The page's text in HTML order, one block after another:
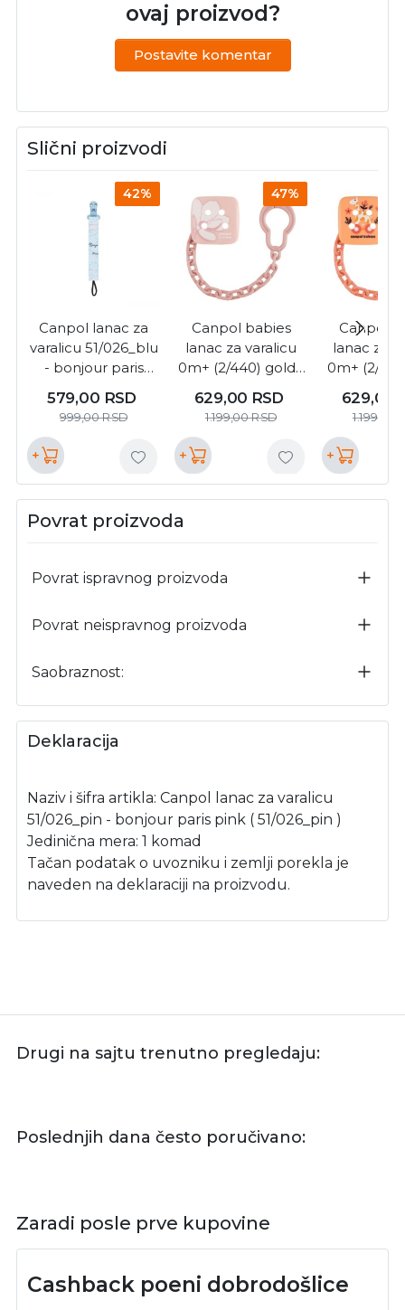
ovaj proizvod?
Postavite komentar
Slični proizvodi
42%
Canpol lanac za
varalicu 51/026_blu
- bonjour paris
579,00 RSD
999,00RSD
+
47%
Canpol babies
lanac za varalicu
0m+ (2/440) gold -
629,00 RSD
1.199,00RSD
+
Canpol
lanac za
0m+ (2/
629,00
1.199,00
+
Povrat proizvoda
Povrat ispravnog proizvoda
Povrat neispravnog proizvoda
Saobraznost:
Deklaracija
Naziv i šifra artikla: Canpol lanac za varalicu
51/026_pin - bonjour paris pink ( 51/026_pin )
Jedinična mera: 1 komad
Tačan podatak o uvozniku i zemlji porekla je
naveden na deklaraciji na proizvodu.
Drugi na sajtu trenutno pregledaju:
Poslednjih dana često poručivano:
Zaradi posle prve kupovine
Cashback poeni dobrodošlice